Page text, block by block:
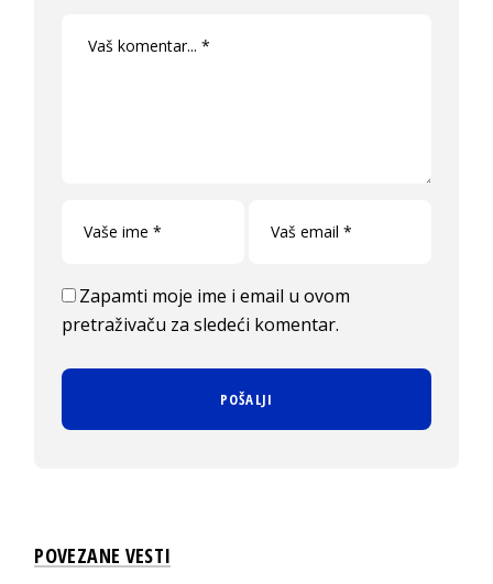
Zapamti moje ime i email u ovom
pretraživaču za sledeći komentar.
POVEZANE VESTI